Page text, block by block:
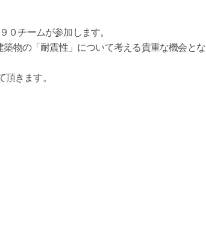
０チームが参加します。
物の「耐震性」について考える貴重な機会とな
きます。